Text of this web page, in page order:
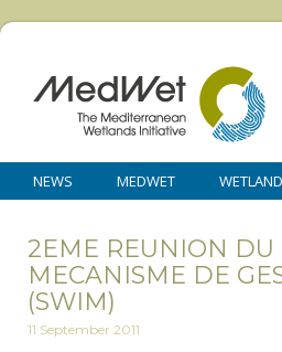
NEWS MEDWET
2EME REUNION DU
MECANISME DE
(SWIM)
11 September 2011